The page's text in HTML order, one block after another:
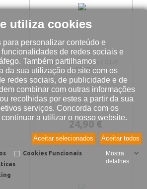
utiliza cookies
personalizar conteúdo e
de redes sociais e
Também partilhamos
da sua utilização do site com os
redes sociais, de publicidade e de
combinar com outras informações
recolhidas por estes a partir da sua
serviços. Concorda com os
a utilizar o nosso website.
Aceitar todos
Aceitar selecionados
Cookies Funcionais
Mostra
detalhes
L65
Reparação microfone LG L65
(D280N)
24,90 €